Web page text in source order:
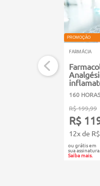
PROMOÇÃO
FARMÁCIA
160 HORAS
R$ 199,99
R$
12x de
ou grátis em
sua assinatura.
Saiba mais.